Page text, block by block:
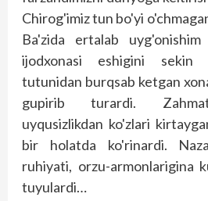
Chirog'imiz tun bo'yi
Ba'zida ertalab
ijodxonasi eshigini sekin
tutunidan burqsab ketgan
gupirib turardi.
uyqusizlikdan ko'zlari
bir holatda ko'rinardi.
ruhiyati, orzu-armonlarigina
tuyulardi…